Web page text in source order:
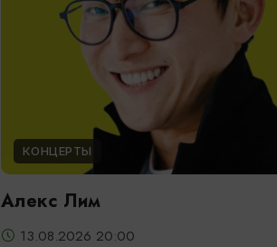
КОНЦЕРТЫ
Алекс Лим
13.08.2026 20:00